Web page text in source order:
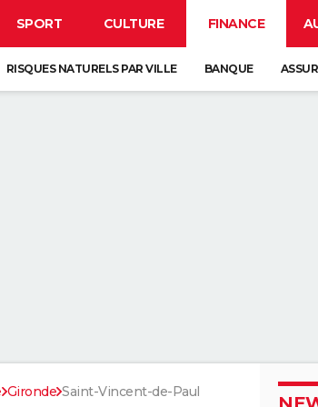
SPORT CULTURE FINANCE
RISQUES NATURELS PAR VILLE BANQUE
Gironde Saint-Vincent-de-Paul